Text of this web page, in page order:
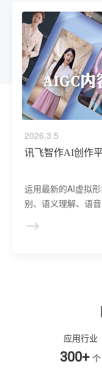
2026.3.5
讯飞智作AI创作
运用最新的AI虚拟
别、语义理解、语
建、AI驱动、多模
应用行业
300+ 个